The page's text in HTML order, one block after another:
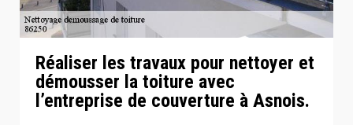
Réaliser les travaux pour nettoyer et
démousser la toiture avec
l’entreprise de couverture à Asnois.